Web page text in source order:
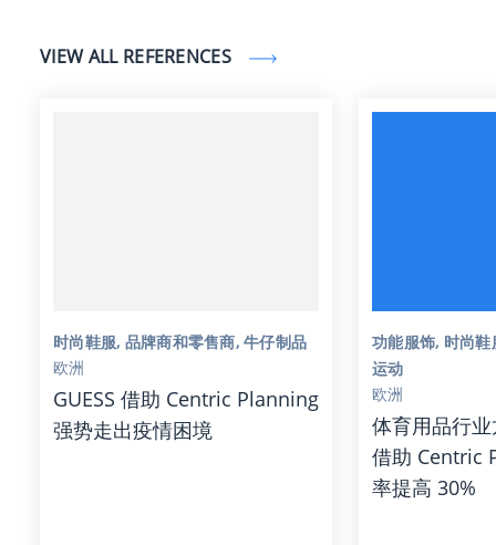
VIEW ALL REFERENCES
时尚鞋服, 品牌商和零售商, 牛仔制品
欧洲
GUESS 借助 Centric Planning
强势走出疫情困境
功能服饰, 时尚
运动
欧洲
体育用品行
借助 Centric
率提高 30%